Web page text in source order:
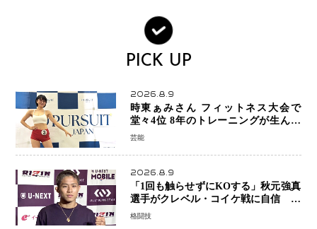
PICK UP
2026.8.9
時東ぁみさん フィットネス大会で
堂々4位 8年のトレーニングが生んだ
健康美「4位になってホッとしていま
芸能
2026.8.9
「1回も触らせずにKOする」秋元強真
選手がクレベル・コイケ戦に自信 青
木真也と2カ月の寝技対策「引き込ま
格闘技